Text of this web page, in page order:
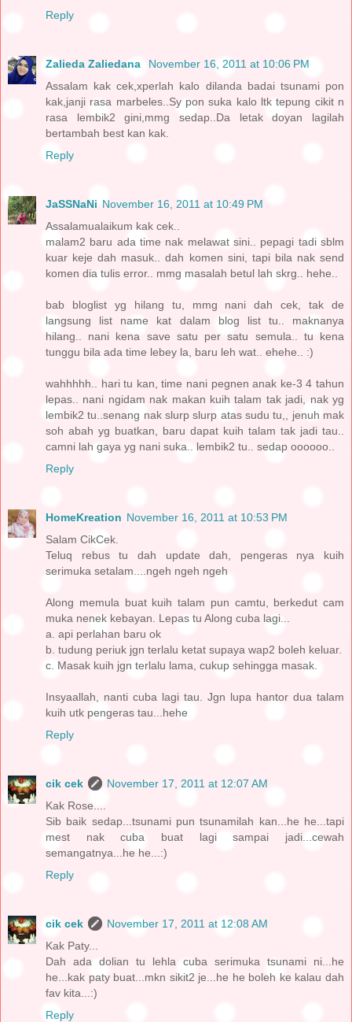
Reply
Zalieda Zaliedana
November 16, 2011 at 10:06 PM
Assalam kak cek,xperlah kalo dilanda badai tsunami pon
kak,janji rasa marbeles..Sy pon suka kalo ltk tepung cikit n
rasa lembik2 gini,mmg sedap..Da letak doyan lagilah
bertambah best kan kak.
Reply
JaSSNaNi November 16, 2011 at 10:49 PM
Assalamualaikum kak cek..
malam2 baru ada time nak melawat sini.. pepagi tadi sblm
kuar keje dah masuk.. dah komen sini, tapi bila nak send
komen dia tulis error.. mmg masalah betul lah skrg.. hehe..
bab bloglist yg hilang tu, mmg nani dah cek, tak de
langsung list name kat dalam blog list tu.. maknanya
hilang.. nani kena save satu per satu semula.. tu kena
tunggu bila ada time lebey la, baru leh wat.. ehehe.. :)
wahhhhh.. hari tu kan, time nani pegnen anak ke-3 4 tahun
lepas.. nani ngidam nak makan kuih talam tak jadi, nak yg
lembik2 tu..senang nak slurp slurp atas sudu tu,, jenuh mak
soh abah yg buatkan, baru dapat kuih talam tak jadi tau..
camni lah gaya yg nani suka.. lembik2 tu.. sedap oooooo..
Reply
HomeKreation November 16, 2011 at 10:53 PM
Salam CikCek.
Teluq rebus tu dah update dah, pengeras nya kuih
serimuka setalam....ngeh ngeh ngeh
Along memula buat kuih talam pun camtu, berkedut cam
muka nenek kebayan. Lepas tu Along cuba lagi...
a. api perlahan baru ok
b. tudung periuk jgn terlalu ketat supaya wap2 boleh keluar.
c. Masak kuih jgn terlalu lama, cukup sehingga masak.
Insyaallah, nanti cuba lagi tau. Jgn lupa hantor dua talam
kuih utk pengeras tau...hehe
Reply
cik cek
November 17, 2011 at 12:07 AM
Kak Rose....
Sib baik sedap...tsunami pun tsunamilah kan...he he...tapi
mest nak cuba buat lagi sampai jadi...cewah
semangatnya...he he...:)
Reply
cik cek
November 17, 2011 at 12:08 AM
Kak Paty...
Dah ada dolian tu lehla cuba serimuka tsunami ni...he
he...kak paty buat...mkn sikit2 je...he he boleh ke kalau dah
fav kita...:)
Reply